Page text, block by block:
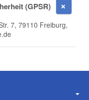
(GPSR)
7, 79110 Freiburg,